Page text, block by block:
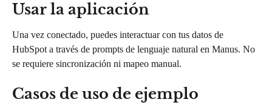
Usar la aplicación
Una vez conectado, puedes interactuar con tus datos de
HubSpot a través de prompts de lenguaje natural en Manus. No
se requiere sincronización ni mapeo manual.
Casos de uso de ejemplo